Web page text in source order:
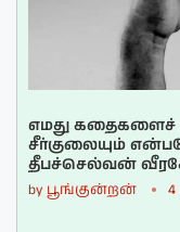
எமது
சீர்குலையும்
தீபச்செல்வன்
by பூங்குன்றன் 4